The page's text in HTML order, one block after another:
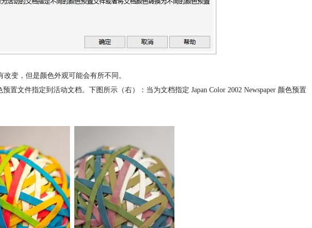
变，但是颜色外观可能会有所不同。
置文件指定到活动文档。下图所示（右）：当为文档指定 Japan Color 2002 Newspaper 颜色预置